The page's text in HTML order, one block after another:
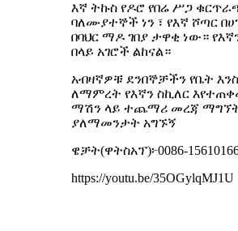
እኛ ትኩስ የዶሮ የበሬ ሥጋ
ባለሙያተኞች ነን ፣ የእኛ ሾጣር
በባህር ማዶ ገበያ ታዋቂ ነው።
በላይ አገሮች ልከናል።
አብዛኛዎቹ ደንበኞቻችን የቤት
ለማምረት የእኛን ስኪለር
ማሽን ላይ ተጨማሪ መረጃ ማግኘት
ያለማመንታት አግኙኝ
ዌቻት(ዋትስአፕ)፦0086-
https://youtu.be/35OGylqMJ1U